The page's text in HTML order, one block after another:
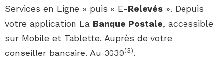
Services en Ligne » puis « E-Relevés ». Depuis
votre application La Banque Postale, accessible
sur Mobile et Tablette. Auprès de votre
conseiller bancaire. Au 3639(3).